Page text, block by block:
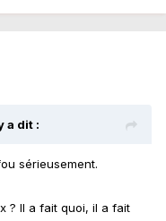
a dit :
sérieusement.
? Il a fait quoi, il a fait